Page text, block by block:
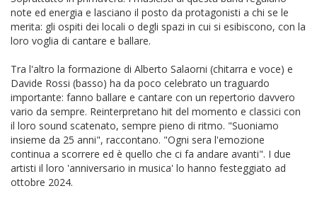
note ed energia e lasciano il posto da protagonisti a chi se le
merita: gli ospiti dei locali o degli spazi in cui si esibiscono, con la
loro voglia di cantare e ballare.
Tra l'altro la formazione di Alberto Salaorni (chitarra e voce) e
Davide Rossi (basso) ha da poco celebrato un traguardo
importante: fanno ballare e cantare con un repertorio davvero
vario da sempre. Reinterpretano hit del momento e classici con
il loro sound scatenato, sempre pieno di ritmo. "Suoniamo
insieme da 25 anni", raccontano. "Ogni sera l'emozione
continua a scorrere ed è quello che ci fa andare avanti". I due
artisti il loro 'anniversario in musica' lo hanno festeggiato ad
ottobre 2024.